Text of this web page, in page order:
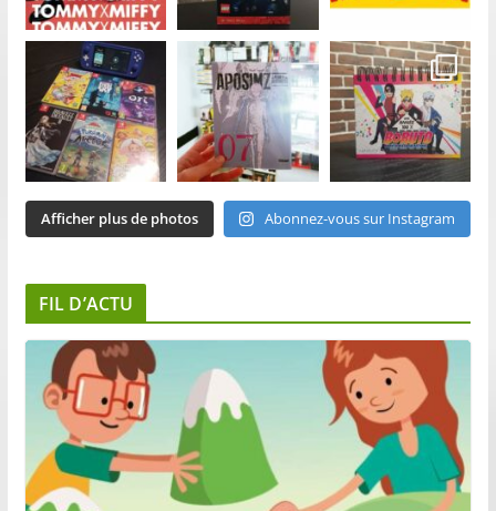
Afficher plus de photos Abonnez-vous sur Instagram
FIL D’ACTU